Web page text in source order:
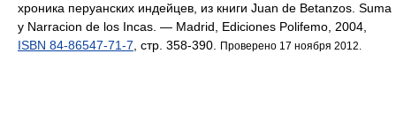
хроника перуанских индейцев, из книги Juan de Betanzos. Suma
y Narracion de los Incas. — Madrid, Ediciones Polifemo, 2004,
ISBN 84-86547-71-7, стр. 358-390. Проверено 17 ноября 2012.